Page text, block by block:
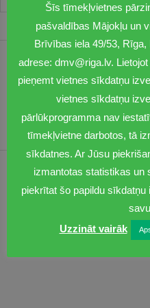
1201
dmv@riga.lv
Pirmdiena Otrdiena
08:00-17:00
Šīs tīmekļvietnes
pašvaldības Mājokļu un
Brīvības iela 49/53,
adrese: dmv@riga.lv.
pieņemt vietnes sīkdatņu
vietnes sīkdatņu
pārlūkprogramma nav
tīmekļvietne darbotos, tā
sīkdatnes. Ar Jūsu
izmantotas statistikas un
piekrītat šo papildu
Uzzināt vairāk